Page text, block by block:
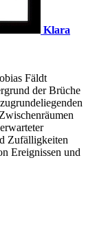
Klara
Fäldt
der Brüche
Zufälligkeiten
Ereignissen und